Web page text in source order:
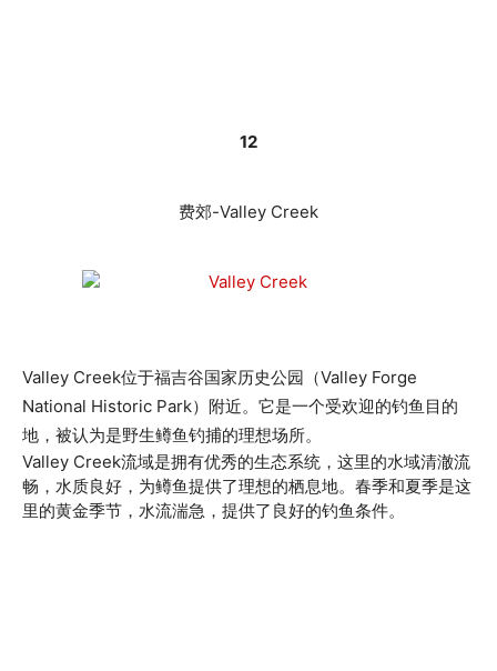
12
费郊-Valley Creek
Valley Creek位于福吉谷国家历史公园（Valley Forge
National Historic Park）附近。它是一个受欢迎的钓鱼目的
地，被认为是野生鳟鱼钓捕的理想场所。
Valley Creek流域是拥有优秀的生态系统，这里的水域清澈流
畅，水质良好，为鳟鱼提供了理想的栖息地。春季和夏季是这
里的黄金季节，水流湍急，提供了良好的钓鱼条件。